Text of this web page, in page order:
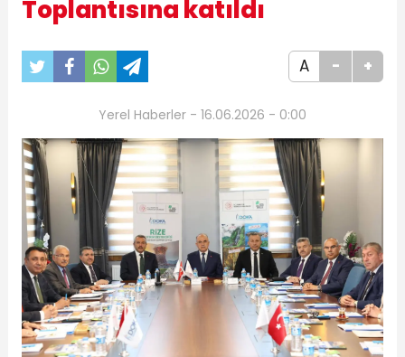
Toplantısına katıldı
A - +
Yerel Haberler - 16.06.2026 - 0:00